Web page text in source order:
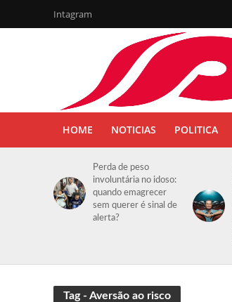
Intagram
HOME NOTICIAS POLITICA
Perda de peso
involuntária no idoso:
quando emagrecer
sem querer é sinal de
alerta?
Tag - Aversão ao risco